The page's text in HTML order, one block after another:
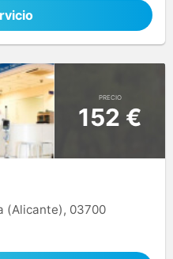
PRECIO
152 €
(Alicante), 03700